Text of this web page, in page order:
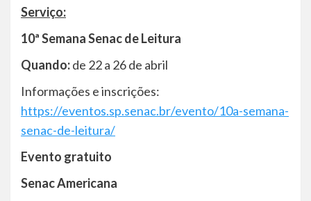
Serviço:
10ª Semana Senac de Leitura
Quando:de 22 a 26 de abril
Informações e inscrições:
https://eventos.sp.senac.br/evento/10a-semana-
senac-de-leitura/
Evento gratuito
Senac Americana